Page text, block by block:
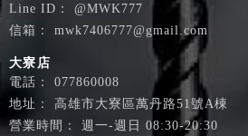
@MWK777
mwk7406777@gmail.com
大寮店
077860008
高雄市大寮區萬丹路51號A棟
週一-週日 08:30-20:30